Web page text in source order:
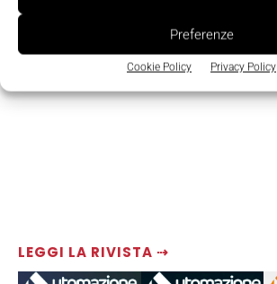
Preferenze
Cookie Policy Privacy Policy
LEGGI LA RIVISTA ⇢